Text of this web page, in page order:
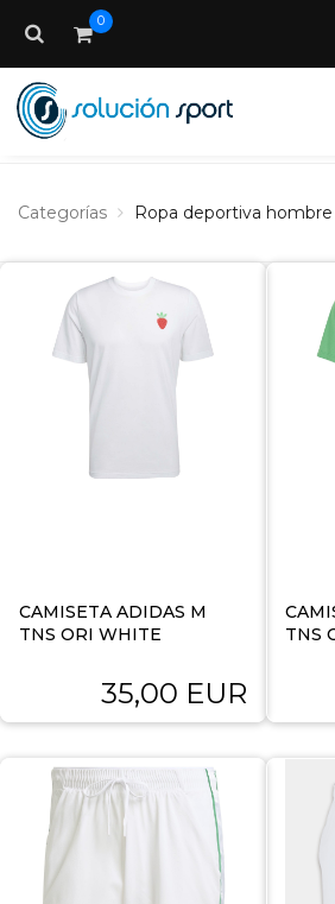
0
Categorías Ropa deportiva hombre
CAMISETA ADIDAS M
TNS ORI WHITE
35,00 EUR
TNS